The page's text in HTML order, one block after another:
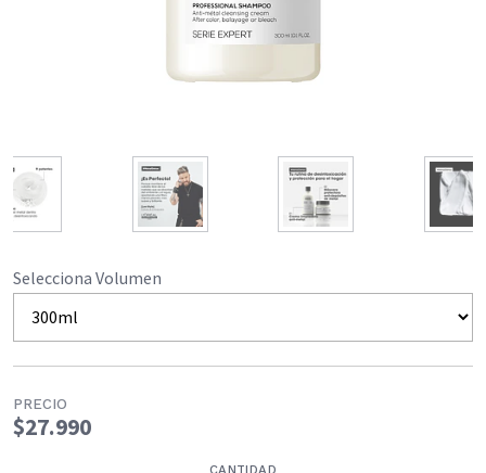
Selecciona Volumen
PRECIO
$27.990
CANTIDAD